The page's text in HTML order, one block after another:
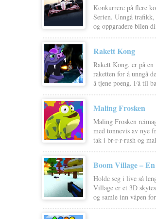
Konkurrere på flere
Serien. Unngå trafikk,
og oppgradere bilen
Rakett Kong
Rakett Kong, er på
raketten for å unngå
å tjene poeng. Få til
Maling Frosken
Maling Frosken
med tonnevis av nye
tak i br-r-r-rush og
Boom Village –
Holde seg i live så
Village er et 3D
og samle inn våpen